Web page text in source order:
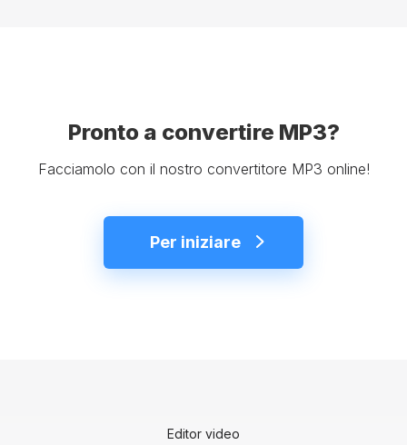
Pronto a convertire MP3?
Facciamolo con il nostro convertitore MP3 online!
Per iniziare
Editor video